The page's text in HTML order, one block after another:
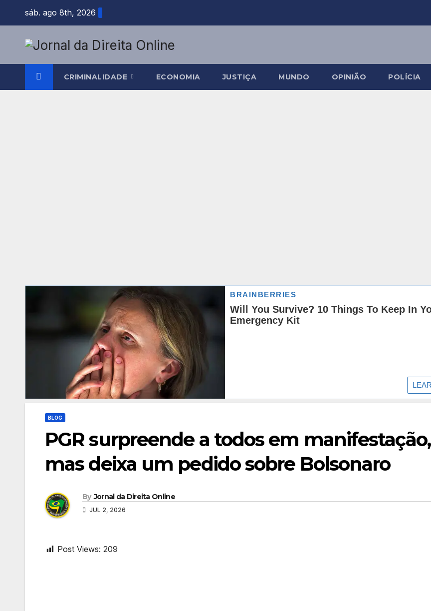
content
sáb. ago 8th, 2026
CRIMINALIDADE ECONOMIA JUSTIÇA MUNDO OPINIÃO POLÍCIA
BLOG
PGR surpreende a todos em manifestação,
mas deixa um pedido sobre Bolsonaro
By Jornal da Direita Online
JUL 2, 2026
Post Views: 209